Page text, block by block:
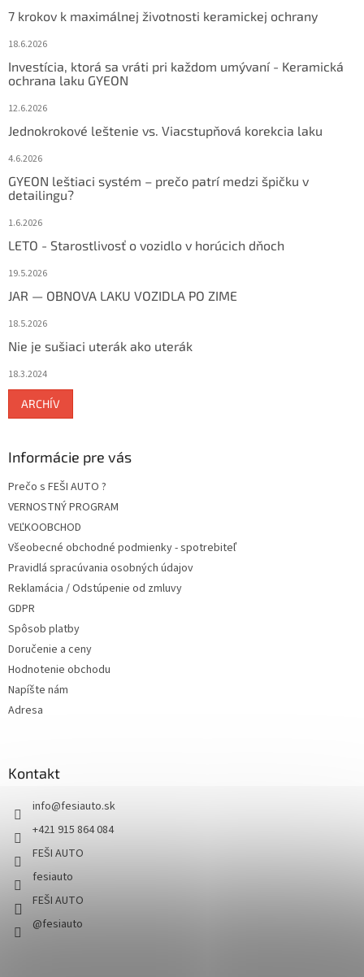
7 krokov k maximálnej životnosti keramickej ochrany
18.6.2026
Investícia, ktorá sa vráti pri každom umývaní - Keramická
ochrana laku GYEON
12.6.2026
Jednokrokové leštenie vs. Viacstupňová korekcia laku
4.6.2026
GYEON leštiaci systém – prečo patrí medzi špičku v
detailingu?
1.6.2026
LETO - Starostlivosť o vozidlo v horúcich dňoch
19.5.2026
JAR — OBNOVA LAKU VOZIDLA PO ZIME
18.5.2026
Nie je sušiaci uterák ako uterák
18.3.2024
ARCHÍV
Informácie pre vás
Prečo s FEŠI AUTO ?
VERNOSTNÝ PROGRAM
VEĽKOOBCHOD
Všeobecné obchodné podmienky - spotrebiteľ
Pravidlá spracúvania osobných údajov
Reklamácia / Odstúpenie od zmluvy
GDPR
Spôsob platby
Doručenie a ceny
Hodnotenie obchodu
Napíšte nám
Adresa
Kontakt
info@fesiauto.sk
+421 915 864 084
FEŠI AUTO
fesiauto
FEŠI AUTO
@fesiauto